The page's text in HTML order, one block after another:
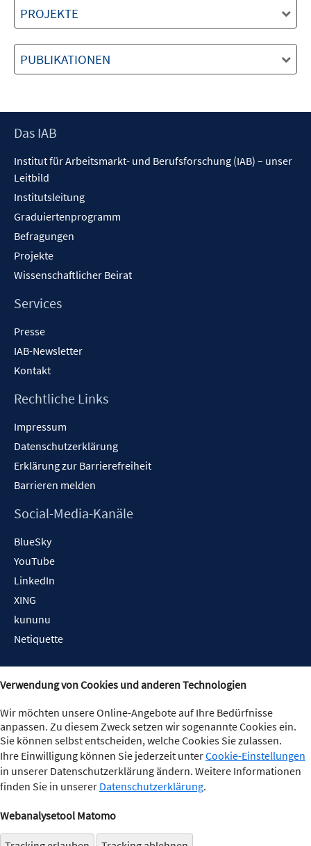
PROJEKTE
PUBLIKATIONEN
Footer
Das IAB
Institut für Arbeitsmarkt- und Berufsforschung (IAB) – unser
Leitbild
Institutsleitung
Graduiertenprogramm
Befragungen
Projekte
Wissenschaftlicher Beirat
Services
Presse
IAB-Newsletter
Kontakt
Rechtliche Links
Impressum
Datenschutzerklärung
Erklärung zur Barrierefreiheit
Barrieren melden
Social-Media-Kanäle
BlueSky
YouTube
LinkedIn
XING
kununu
Netiquette
Verwendung von Cookies und anderen Technologien
Wir möchten unsere Online-Angebote auf Ihre Bedürfnisse
anpassen. Zu diesem Zweck setzen wir sogenannte Cookies ein.
Sie können selbst entscheiden, welche Cookies Sie zulassen.
Ihre Einwilligung können Sie jederzeit unterCookie-Einstellungen
in unserer Datenschutzerklärung ändern. Weitere Informationen
finden Sie in unserer Datenschutzerklärung.
Webanalysetool Matomo